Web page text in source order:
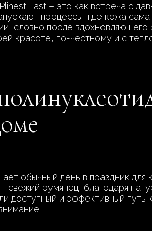
Fast – это как встреча с
процессы, где кожа
словно после
красоте, по-честному и с
обычный день в праздник
свежий румянец, благодаря
доступный и эффективный